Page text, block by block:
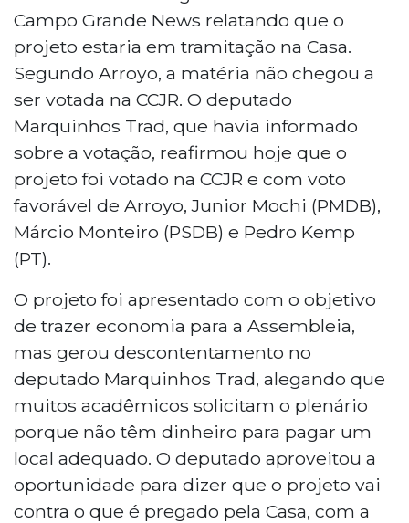
Campo Grande News relatando que o
projeto estaria em tramitação na Casa.
Segundo Arroyo, a matéria não chegou a
ser votada na CCJR. O deputado
Marquinhos Trad, que havia informado
sobre a votação, reafirmou hoje que o
projeto foi votado na CCJR e com voto
favorável de Arroyo, Junior Mochi (PMDB),
Márcio Monteiro (PSDB) e Pedro Kemp
(PT).
O projeto foi apresentado com o objetivo
de trazer economia para a Assembleia,
mas gerou descontentamento no
deputado Marquinhos Trad, alegando que
muitos acadêmicos solicitam o plenário
porque não têm dinheiro para pagar um
local adequado. O deputado aproveitou a
oportunidade para dizer que o projeto vai
contra o que é pregado pela Casa, com a